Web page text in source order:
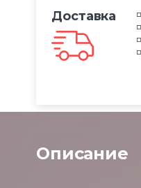
Доставка
Описание